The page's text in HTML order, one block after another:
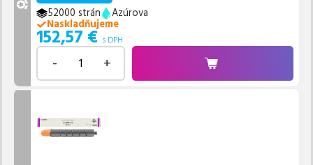
52000 strán
Azúrova
Naskladňujeme
152,57 € s DPH
- +